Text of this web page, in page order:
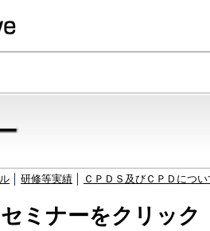
研修等実績 ＣＰＤＳ及びＣＰＤにつ
ミナーをクリック